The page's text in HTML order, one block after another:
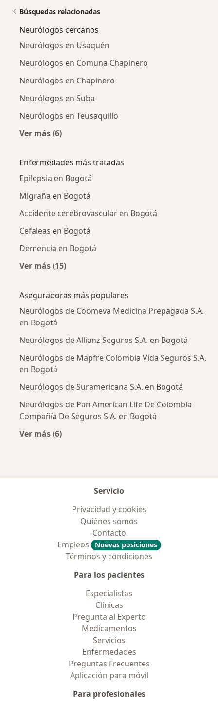
Búsquedas relacionadas
Neurólogos cercanos
Neurólogos en Usaquén
Neurólogos en Comuna Chapinero
Neurólogos en Chapinero
Neurólogos en Suba
Neurólogos en Teusaquillo
Ver más (6)
Enfermedades más tratadas
Epilepsia en Bogotá
Migraña en Bogotá
Accidente cerebrovascular en Bogotá
Cefaleas en Bogotá
Demencia en Bogotá
Ver más (15)
Aseguradoras más populares
Neurólogos de Coomeva Medicina Prepagada S.A.
en Bogotá
Neurólogos de Allianz Seguros S.A. en Bogotá
Neurólogos de Mapfre Colombia Vida Seguros S.A.
en Bogotá
Neurólogos de Suramericana S.A. en Bogotá
Neurólogos de Pan American Life De Colombia
Compañía De Seguros S.A. en Bogotá
Ver más (6)
Servicio
Privacidad y cookies
Quiénes somos
Contacto
Empleos
Nuevas posiciones
Términos y condiciones
Para los pacientes
Especialistas
Clínicas
Pregunta al Experto
Medicamentos
Servicios
Enfermedades
Preguntas Frecuentes
Aplicación para móvil
Para profesionales